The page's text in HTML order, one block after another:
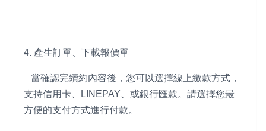
4. 產生訂單、下載報價單
當確認完續約內容後，您可以選擇線上繳款方式，
支持信用卡、LINEPAY、或銀行匯款。請選擇您最
方便的支付方式進行付款。